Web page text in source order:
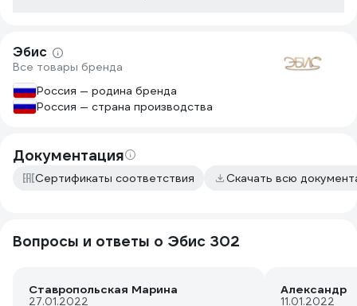
Эбис
Все товары бренда
Россия — родина бренда
Россия — страна производства
Документация
Сертификаты соответствия Скачать всю
Вопросы и ответы о Эбис 302
Ставропольская Марина
27.01.2022
Александр
11.01.2022